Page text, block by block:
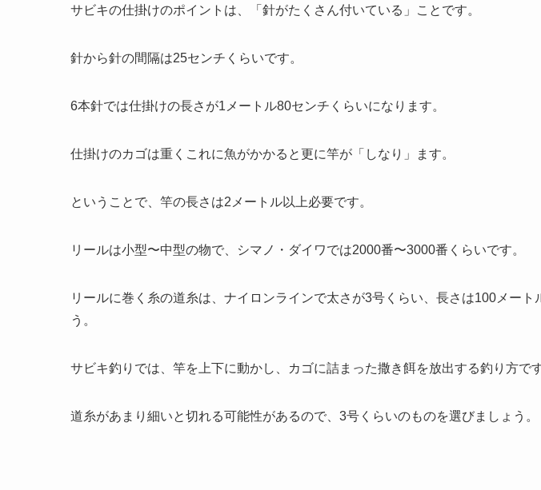
サビキの仕掛けのポイントは、「針がたくさん付いている」ことです。
針から針の間隔は25センチくらいです。
6本針では仕掛けの長さが1メートル80センチくらいになります。
仕掛けのカゴは重くこれに魚がかかると更に竿が「しなり」ます。
ということで、竿の長さは2メートル以上必要です。
リールは小型〜中型の物で、シマノ・ダイワでは2000番〜3000番くらいです。
リールに巻く糸の道糸は、ナイロンラインで太さが3号くらい、長さは100メート
う。
サビキ釣りでは、竿を上下に動かし、カゴに詰まった撒き餌を放出する釣り方です
道糸があまり細いと切れる可能性があるので、3号くらいのものを選びましょう。